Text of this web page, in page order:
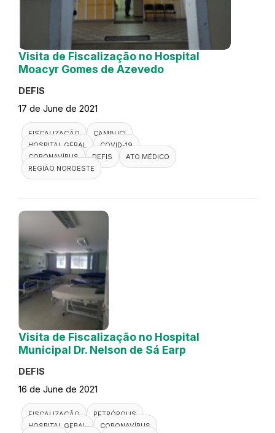
Visita de Fiscalização no Hospital
Moacyr Gomes de Azevedo
DEFIS
17 de June de 2021
FISCALIZAÇÃO
CAMBUCI
HOSPITAL GERAL
COVID-19
CORONAVÍRUS
DEFIS
ATO MÉDICO
REGIÃO NOROESTE
Visita de Fiscalização no Hospital
Municipal Dr. Nelson de Sá Earp
DEFIS
16 de June de 2021
FISCALIZAÇÃO
PETRÓPOLIS
HOSPITAL GERAL
CORONAVÍRUS